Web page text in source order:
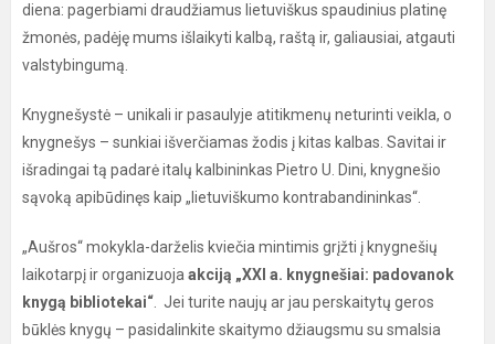
diena: pagerbiami draudžiamus lietuviškus spaudinius platinę
žmonės, padėję mums išlaikyti kalbą, raštą ir, galiausiai, atgauti
valstybingumą.
Knygnešystė – unikali ir pasaulyje atitikmenų neturinti veikla, o
knygnešys – sunkiai išverčiamas žodis į kitas kalbas. Savitai ir
išradingai tą padarė italų kalbininkas Pietro U. Dini, knygnešio
sąvoką apibūdinęs kaip „lietuviškumo kontrabandininkas“.
„Aušros“ mokykla-darželis kviečia mintimis grįžti į knygnešių
laikotarpį ir organizuoja akciją „XXI a. knygnešiai: padovanok
knygą bibliotekai“ . Jei turite naujų ar jau perskaitytų geros
būklės knygų – pasidalinkite skaitymo džiaugsmu su smalsia